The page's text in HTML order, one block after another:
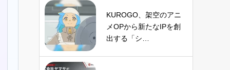
KUROGO、架空のアニ
メOPから新たなIPを創
出する「シ…